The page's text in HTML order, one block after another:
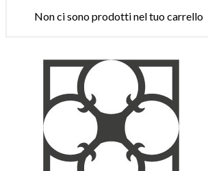
Non ci sono prodotti nel tuo carrello